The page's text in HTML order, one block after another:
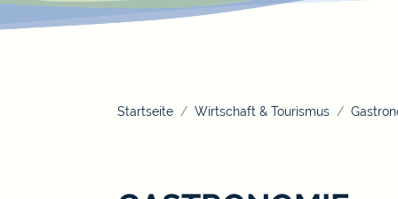
Startseite Wirtschaft & Tourismus